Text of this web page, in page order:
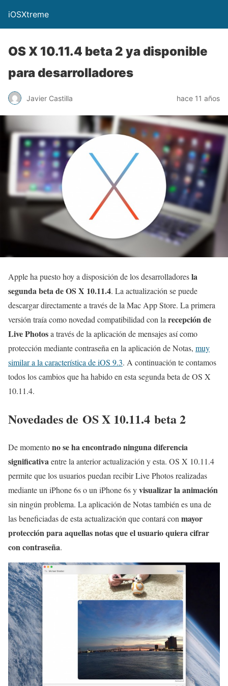
iOSXtreme
OS X 10.11.4 beta 2 ya disponible
para desarrolladores
Javier Castilla hace 11 años
Apple ha puesto hoy a disposición de los desarrolladoresla
segunda beta de OS X 10.11.4. La actualización se puede
descargar directamente a través de la Mac App Store. La primera
versión traía como novedad compatibilidad con la recepción de
Live Photosa través de la aplicación de mensajes así como
protección mediante contraseña en la aplicación de Notas, muy
similar a la característica de iOS 9.3. A continuación te contamos
todos los cambios que ha habido en esta segunda beta de OS X
10.11.4.
Novedades de OS X 10.11.4 beta 2
De momentono se ha encontrado ninguna diferencia
significativaentre la anterior actualización y esta. OS X 10.11.4
permite que los usuarios puedan recibir Live Photos realizadas
mediante un iPhone 6s o un iPhone 6s yvisualizar la animación
sin ningún problema. La aplicación de Notas también es una de
las beneficiadas de esta actualización que contará con mayor
protección para aquellas notas que el usuario quiera cifrar
con contraseña.